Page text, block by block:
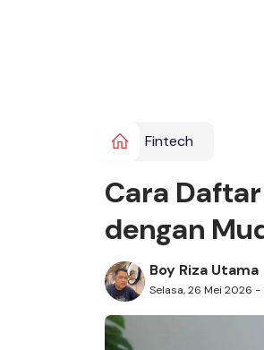
Fintech
Cara
dengan
Boy Riza Utama
Selasa, 26 Mei 2026 -